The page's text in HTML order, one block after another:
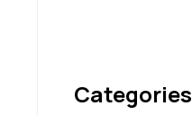
Categories